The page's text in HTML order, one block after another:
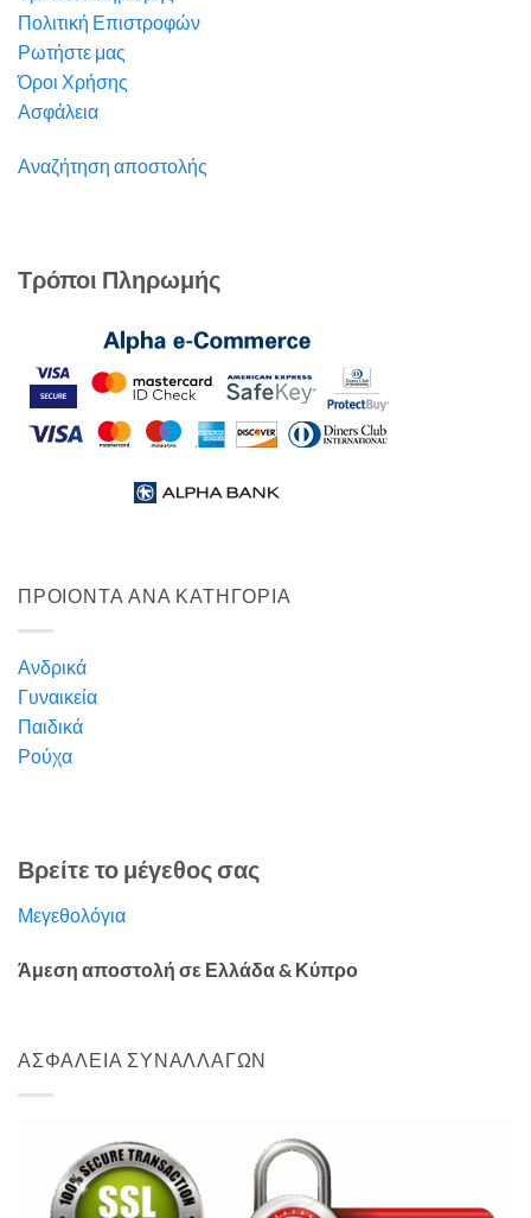
Πολιτική Επιστροφών
Ρωτήστε μας
Όροι Χρήσης
Ασφάλεια
Αναζήτηση αποστολής
Τρόποι Πληρωμής
ΠΡΟΙΟΝΤΑ ΑΝΑ ΚΑΤΗΓΟΡΙΑ
Ανδρικά
Γυναικεία
Παιδικά
Ρούχα
Βρείτε το μέγεθος σας
Μεγεθολόγια
Άμεση αποστολή σε Ελλάδα & Κύπρο
ΑΣΦΑΛΕΙΑ ΣΥΝΑΛΛΑΓΩΝ